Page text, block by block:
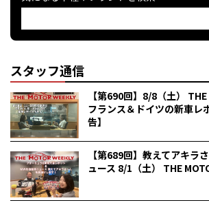
スタッフ通信
【第690回】8/8（土）
フランス＆ドイツの新車レ
告】
【第689回】教えてアキラ
ュース 8/1（土） THE